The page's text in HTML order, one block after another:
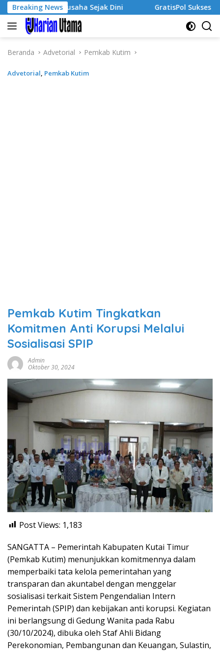
Langsung
ke
konten
Breaking News
Wirausaha Sejak Dini GratisPol Sukses Jangkau
Beranda Advetorial Pemkab Kutim
Advetorial, Pemkab Kutim
Pemkab Kutim Tingkatkan
Komitmen Anti Korupsi Melalui
Sosialisasi SPIP
Admin
Oktober 30, 2024
Post Views: 1,183
SANGATTA – Pemerintah Kabupaten Kutai Timur
(Pemkab Kutim) menunjukkan komitmennya dalam
memperbaiki tata kelola pemerintahan yang
transparan dan akuntabel dengan menggelar
sosialisasi terkait Sistem Pengendalian Intern
Pemerintah (SPIP) dan kebijakan anti korupsi. Kegiatan
ini berlangsung di Gedung Wanita pada Rabu
(30/10/2024), dibuka oleh Staf Ahli Bidang
Perekonomian, Pembangunan dan Keuangan, Sulastin,